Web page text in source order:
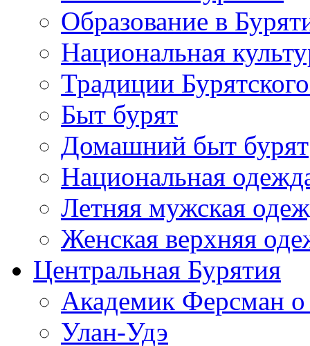
Образование в
Национальная
Традиции
Быт бурят
Домашний быт бурят
Национальная
Летняя мужская
Женская верхняя
Центральная Бурятия
Академик Ферсман
Улан-Удэ